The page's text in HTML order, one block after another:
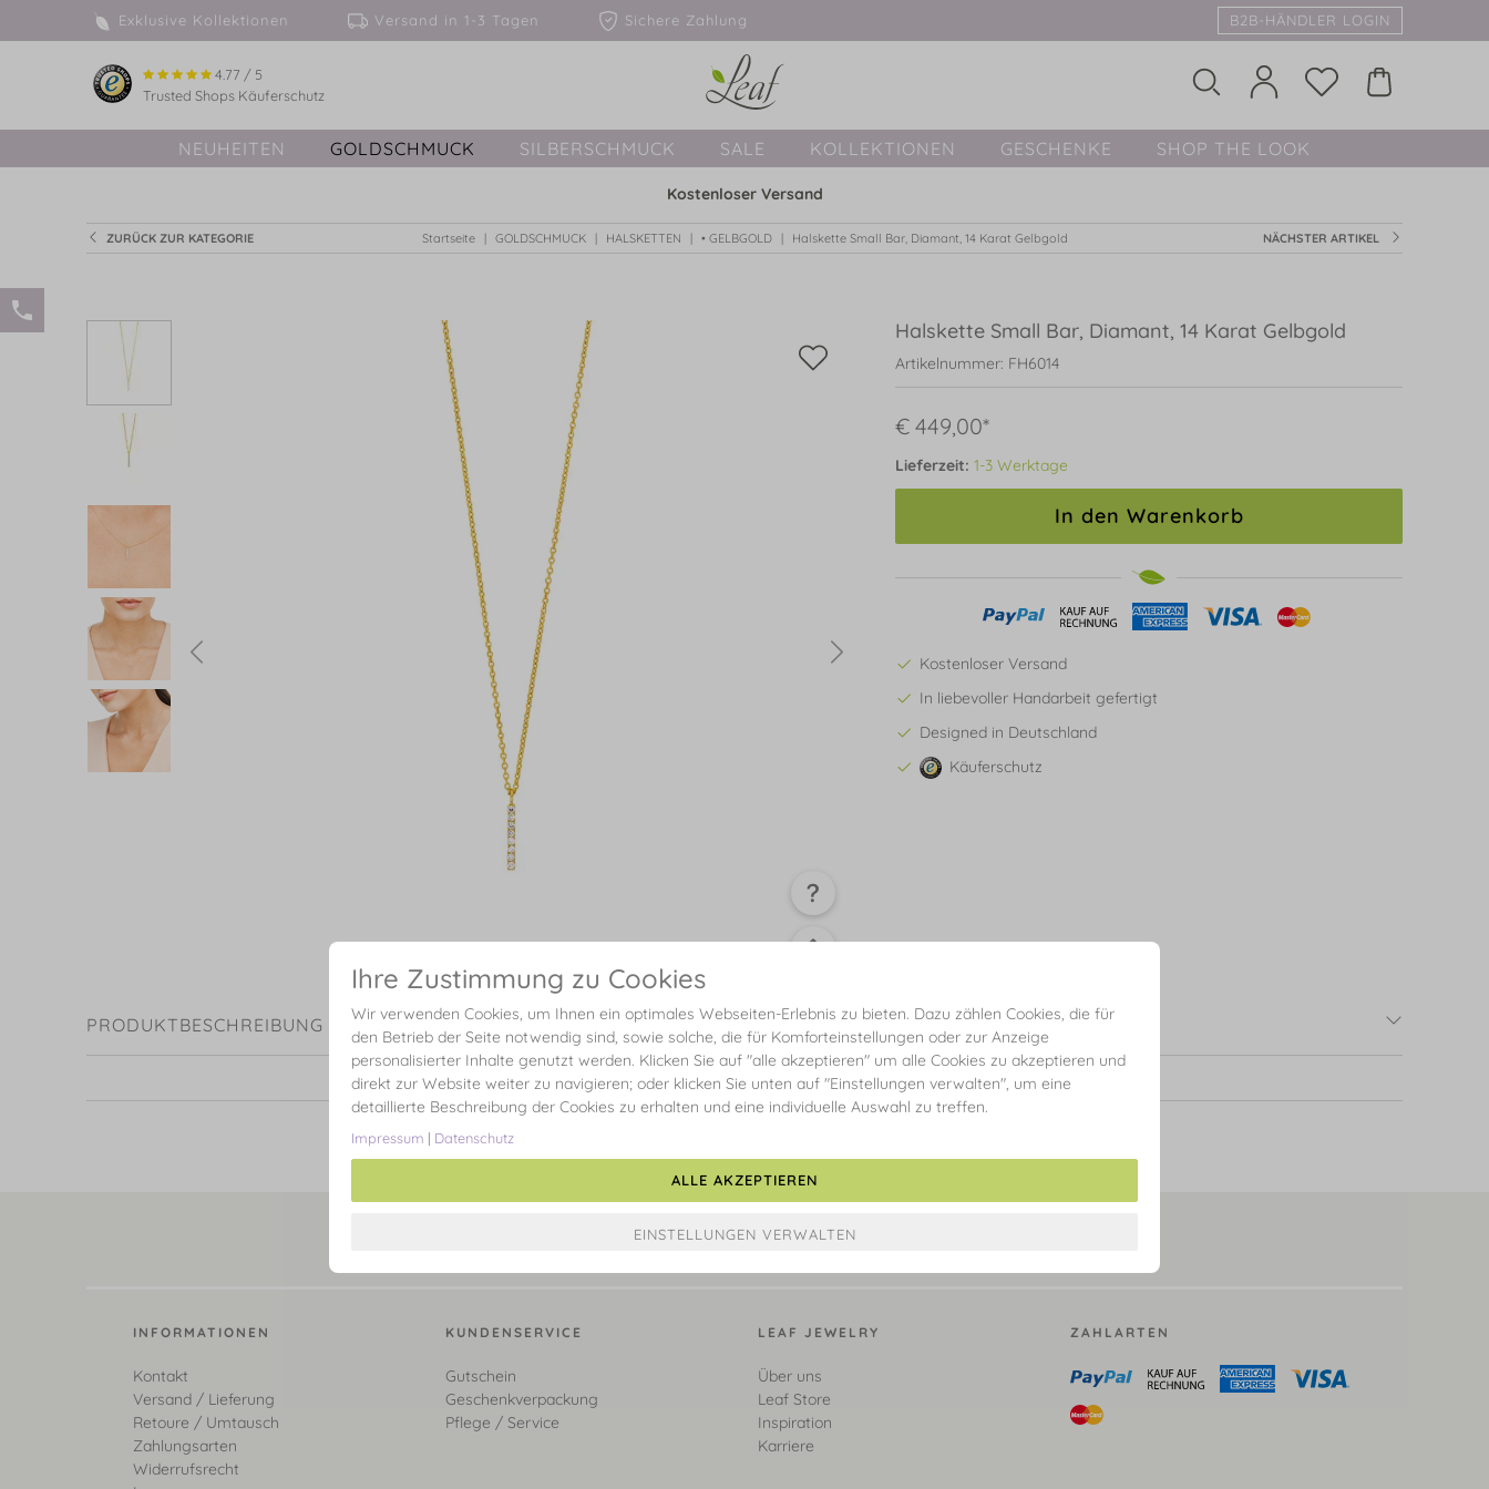
Exklusive Kollektionen Versand in 1-3 Tagen Sichere Zahlung B2B-HÄNDLER LOGIN
4.77 / 5
Trusted Shops Käuferschutz
NEUHEITEN GOLDSCHMUCK SILBERSCHMUCK SALE KOLLEKTIONEN GESCHENKE SHOP THE LOOK
Kostenloser Versand
ZURÜCK ZUR KATEGORIE Startseite GOLDSCHMUCK HALSKETTEN • GELBGOLD Halskette Small Bar, Diamant, 14 Karat Gelbgold NÄCHSTER ARTIKEL
Halskette Small Bar, Diamant, 14 Karat Gelbgold
Artikelnummer: FH6014
€ 449,00*
Lieferzeit: 1-3 Werktage
In den Warenkorb
Kostenloser Versand
In liebevoller Handarbeit gefertigt
Designed in Deutschland
Käuferschutz
PRODUKTBESCHREIBUNG
INFORMATIONEN
Kontakt
Versand / Lieferung
Retoure / Umtausch
Zahlungsarten
Widerrufsrecht
KUNDENSERVICE
Gutschein
Geschenkverpackung
Pflege / Service
LEAF JEWELRY
Über uns
Leaf Store
Inspiration
Karriere
ZAHLARTEN
Ihre Zustimmung zu Cookies
Wir verwenden Cookies, um Ihnen ein optimales Webseiten-Erlebnis zu bieten. Dazu zählen Cookies, die für
den Betrieb der Seite notwendig sind, sowie solche, die für Komforteinstellungen oder zur Anzeige
personalisierter Inhalte genutzt werden. Klicken Sie auf "alle akzeptieren" um alle Cookies zu akzeptieren und
direkt zur Website weiter zu navigieren; oder klicken Sie unten auf "Einstellungen verwalten", um eine
detaillierte Beschreibung der Cookies zu erhalten und eine individuelle Auswahl zu treffen.
Impressum | Datenschutz
ALLE AKZEPTIEREN